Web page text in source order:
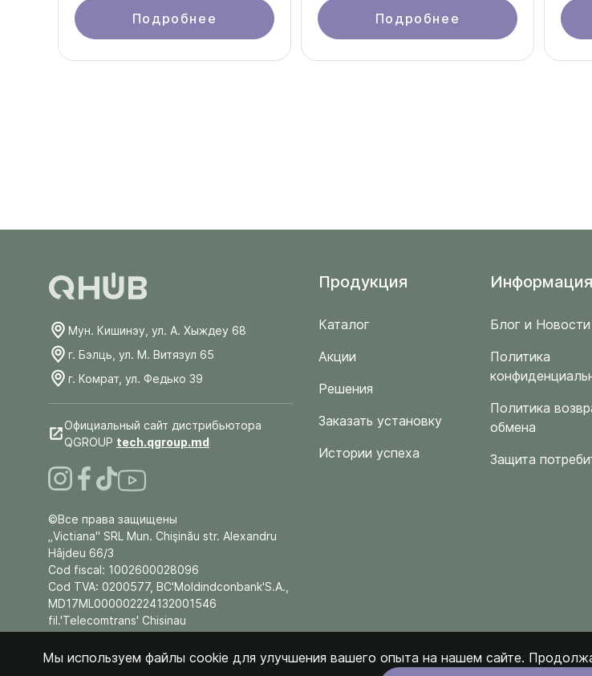
Подробнее Подробнее
Мун. Кишинэу, ул. А. Хыждеу 68
г. Бэлць, ул. М. Витязул 65
г. Комрат, ул. Федько 39
Официальный сайт дистрибьютора
QGROUP tech.qgroup.md
©Все права защищены
„Victiana" SRL Mun. Chişinău str. Alexandru
Hâjdeu 66/3
Cod fiscal: 1002600028096
Cod TVA: 0200577, BC'Moldindconbank'S.A.,
MD17ML000002224132001546
fil.'Telecomtrans' Chisinau
Продукция
Каталог
Акции
Решения
Заказать установку
Истории успеха
Информация
Блог и Новости
Политика
Политика
обмена
Защита
Мы используем файлы cookie для улучшения вашего опыта на нашем сайте.